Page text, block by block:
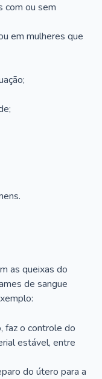
com ou sem
em mulheres que
as queixas do
de sangue
faz o controle do
estável, entre
do útero para a